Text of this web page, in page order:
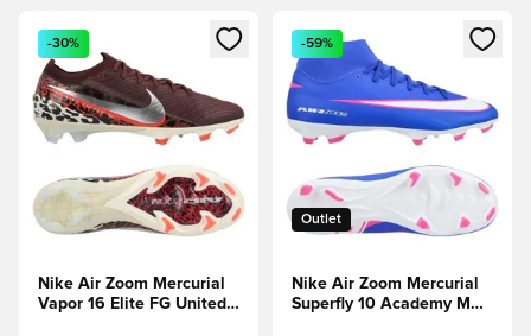
Åbner en Modal til at logge ind eller tilmelde dig som
-30%
Nike Air Zoom Mercurial
Vapor 16 Elite FG United -
Åbner en Modal til at logge
Outlet
-59%
Nike Air Zoom Mercurial
Superfly 10 Academy MG